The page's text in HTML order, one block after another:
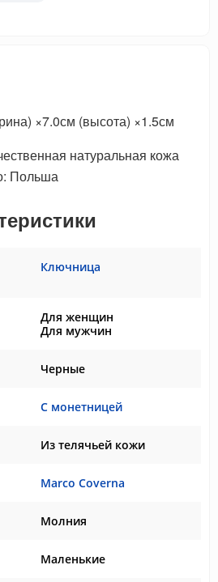
×7.0см (высота) ×1.5см
натуральная кожа
Польша
Ключница
Для женщин
Для мужчин
Черные
С монетницей
Из телячьей кожи
Marco Coverna
Молния
Маленькие